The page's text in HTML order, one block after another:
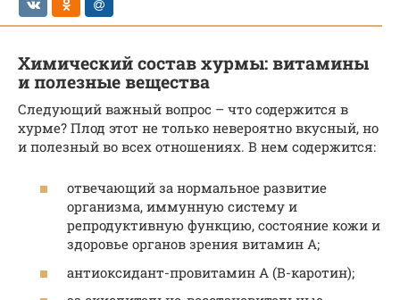
Химический состав хурмы: витамины
и полезные вещества
Следующий важный вопрос – что содержится в
хурме? Плод этот не только невероятно вкусный, но
и полезный во всех отношениях. В нем содержится:
отвечающий за нормальное развитие
организма, иммунную систему и
репродуктивную функцию, состояние кожи и
здоровье органов зрения витамин А;
антиоксидант-провитамин А (В-каротин);